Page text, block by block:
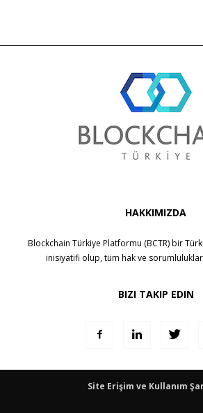
HAKKIMIZDA
Blockchain Türkiye Platformu (BCTR) bir
inisiyatifi olup, tüm hak ve
BIZI TAKIP EDIN
Site Erişim ve Kullanım